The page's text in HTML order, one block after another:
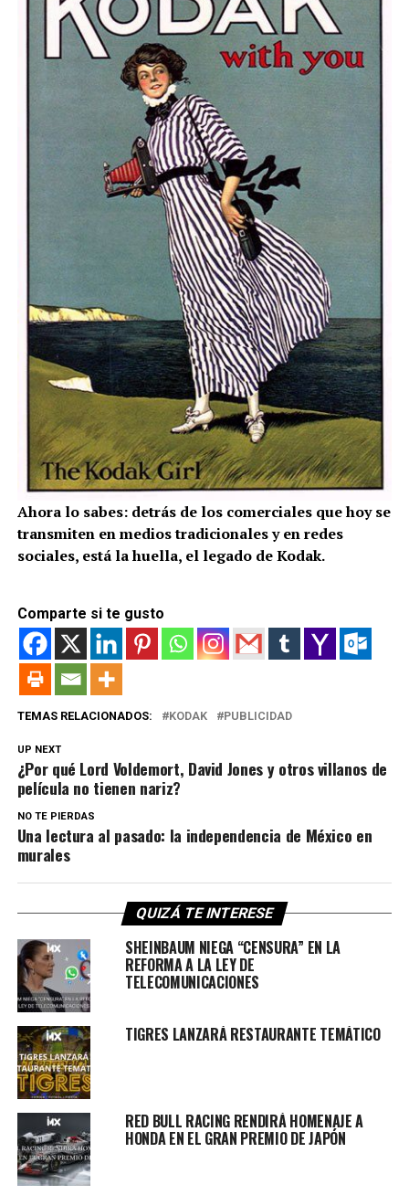
Ahora lo sabes: detrás de los comerciales que hoy se
transmiten en medios tradicionales y en redes
sociales, está la huella, el legado de Kodak.
Comparte si te gusto
TEMAS RELACIONADOS: KODAK PUBLICIDAD
UP NEXT
¿Por qué Lord Voldemort, David Jones y otros villanos de
película no tienen nariz?
NO TE PIERDAS
Una lectura al pasado: la independencia de México en
murales
QUIZÁ TE INTERESE
SHEINBAUM NIEGA “CENSURA” EN LA
REFORMA A LA LEY DE
TELECOMUNICACIONES
TIGRES LANZARÁ RESTAURANTE TEMÁTICO
RED BULL RACING RENDIRÁ HOMENAJE A
HONDA EN EL GRAN PREMIO DE JAPÓN